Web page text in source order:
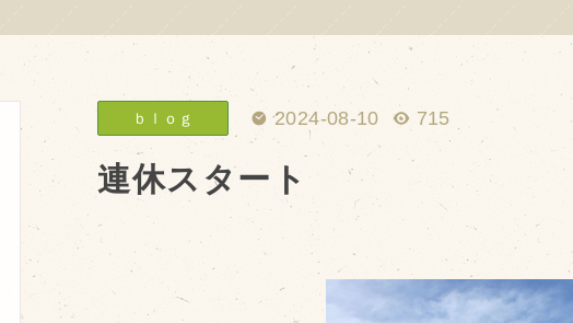
ｂｌｏｇ 2024-08-10 715
連休スタート
企業ご案内
会社概要・沿革
アクセス
個人情報保護方針